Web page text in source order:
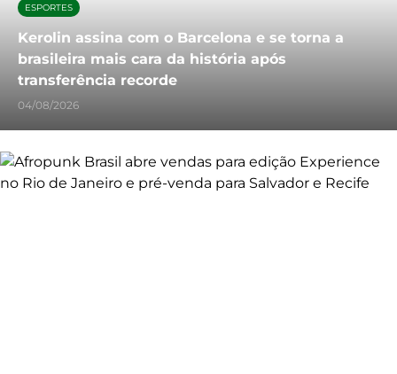
ESPORTES
Kerolin assina com o Barcelona e se torna a
brasileira mais cara da história após
transferência recorde
04/08/2026